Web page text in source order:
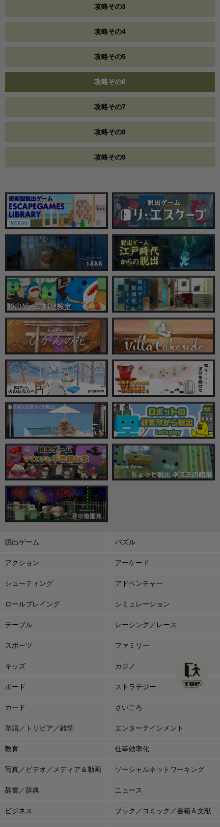
攻略その3
攻略その4
攻略その5
攻略その6
攻略その7
攻略その8
攻略その9
脱出ゲーム パズル
アクション アーケード
シューティング アドベンチャー
ロールプレイング シミュレーション
テーブル レーシング／レース
スポーツ ファミリー
キッズ カジノ
ボード ストラテジー
カード さいころ
単語／トリビア／雑学 エンターテインメント
教育 仕事効率化
写真／ビデオ／メディア＆動画 ソーシャルネットワーキング
辞書／辞典 ニュース
ビジネス ブック／コミック／書籍＆文献